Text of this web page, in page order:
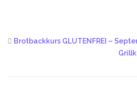
Brotbackkurs GLUTENFREI –